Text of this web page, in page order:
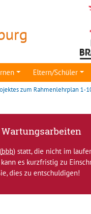
Eltern/Schüler
zum Rahmenlehrplan 1-
bbb) statt, die nicht im
es kurzfristig zu
dies zu entschuldigen!